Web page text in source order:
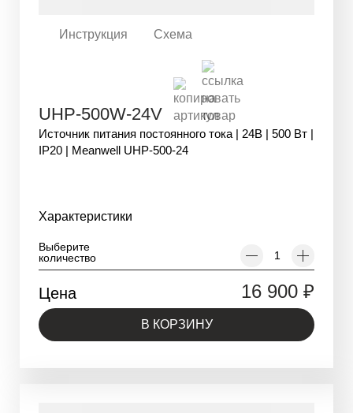
Инструкция Схема
UHP-500W-24V
Источник питания постоянного тока | 24В | 500 Вт |
IP20 | Meanwell UHP-500-24
Характеристики
Выберите
количество
Цена 16 900 ₽
В КОРЗИНУ